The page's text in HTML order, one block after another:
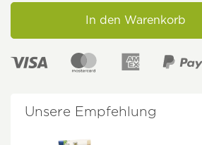
In den Warenkorb
Unsere Empfehlung